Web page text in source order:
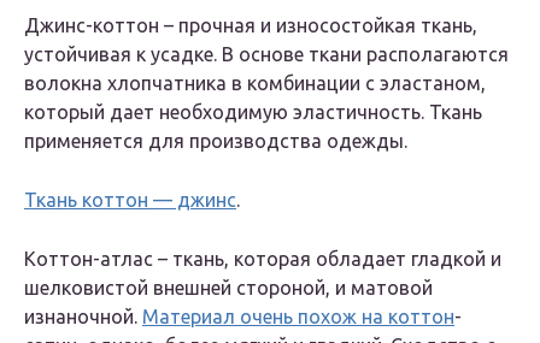
Джинс-коттон – прочная и износостойкая ткань,
устойчивая к усадке. В основе ткани располагаются
волокна хлопчатника в комбинации с эластаном,
который дает необходимую эластичность. Ткань
применяется для производства одежды.
Ткань коттон — джинс.
Коттон-атлас – ткань, которая обладает гладкой и
шелковистой внешней стороной, и матовой
изнаночной. Материал очень похож на коттон-